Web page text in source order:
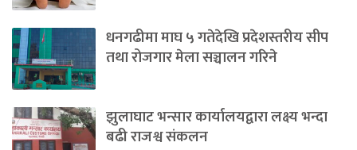
धनगढीमा माघ ५ गतेदेखि प्रदेशस्तरीय सीप
तथा रोजगार मेला सञ्चालन गरिने
झुलाघाट भन्सार कार्यालयद्वारा लक्ष्य भन्दा
बढी राजश्व संकलन